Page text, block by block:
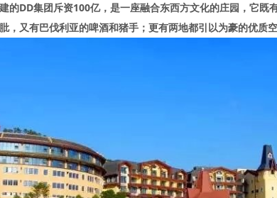
的DD集团斥资100亿，是一座融合东西方文化的庄园，它既
，又有巴伐利亚的啤酒和猪手；更有两地都引以为豪的优质